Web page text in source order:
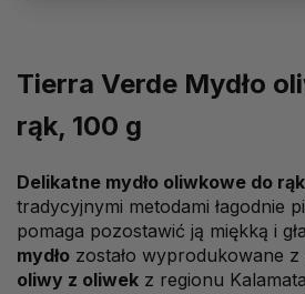
Tierra Verde Mydło
rąk, 100 g
Delikatne mydło oliwkowe do rąk
tradycyjnymi metodami łagodnie
pomaga pozostawić ją miękką i
mydło zostało wyprodukowane z
oliwy z oliwek z regionu